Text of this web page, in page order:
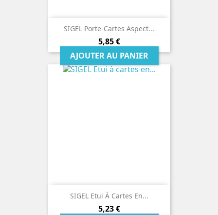
SIGEL Porte-Cartes Aspect...
Prix
5,85 €
AJOUTER AU PANIER
SIGEL Etui À Cartes En...
Prix
5,23 €